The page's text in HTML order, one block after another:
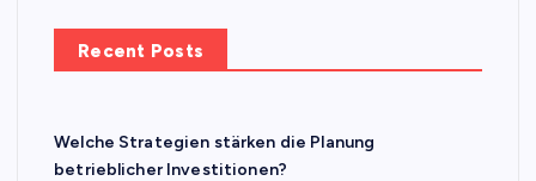
Recent Posts
Welche Strategien stärken die Planung
betrieblicher Investitionen?